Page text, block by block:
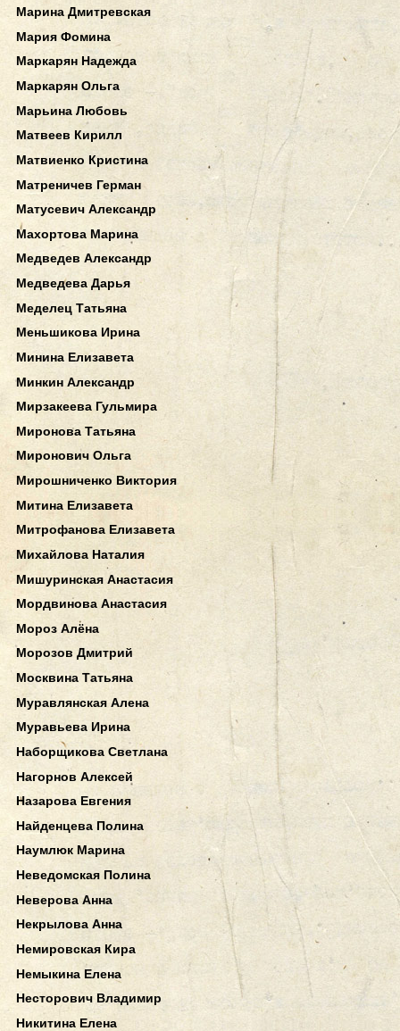
Марина Дмитревская
Мария Фомина
Маркарян Надежда
Маркарян Ольга
Марьина Любовь
Матвеев Кирилл
Матвиенко Кристина
Матреничев Герман
Матусевич Александр
Махортова Марина
Медведев Александр
Медведева Дарья
Меделец Татьяна
Меньшикова Ирина
Минина Елизавета
Минкин Александр
Мирзакеева Гульмира
Миронова Татьяна
Миронович Ольга
Мирошниченко Виктория
Митина Елизавета
Митрофанова Елизавета
Михайлова Наталия
Мишуринская Анастасия
Мордвинова Анастасия
Мороз Алёна
Морозов Дмитрий
Москвина Татьяна
Муравлянская Алена
Муравьева Ирина
Наборщикова Светлана
Нагорнов Алексей
Назарова Евгения
Найденцева Полина
Наумлюк Марина
Неведомская Полина
Неверова Анна
Некрылова Анна
Немировская Кира
Немыкина Елена
Несторович Владимир
Никитина Елена